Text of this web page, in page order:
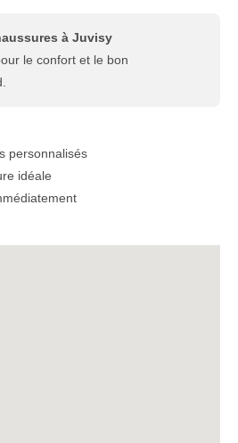
à Juvisy
le confort et le bon
personnalisés
idéale